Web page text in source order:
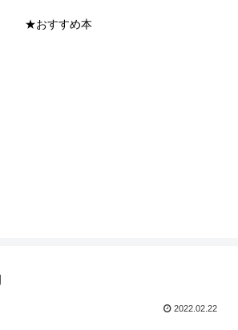
★おすすめ本
2022.02.22